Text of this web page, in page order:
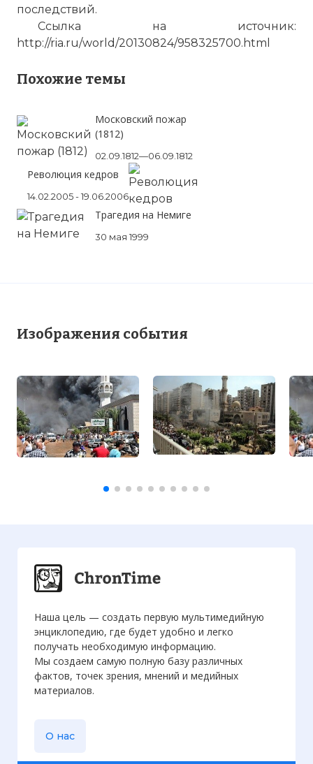
последствий.
Ссылка на источник:
http://ria.ru/world/20130824/958325700.html
Похожие темы
Московский пожар
(1812)
02.09.1812—06.09.1812
Революция кедров
14.02.2005 - 19.06.2006
Трагедия на Немиге
30 мая 1999
Изображения события
Наша цель — создать первую мультимедийную
энциклопедию, где будет удобно и легко
получать необходимую информацию.
Мы создаем самую полную базу различных
фактов, точек зрения, мнений и медийных
материалов.
О нас